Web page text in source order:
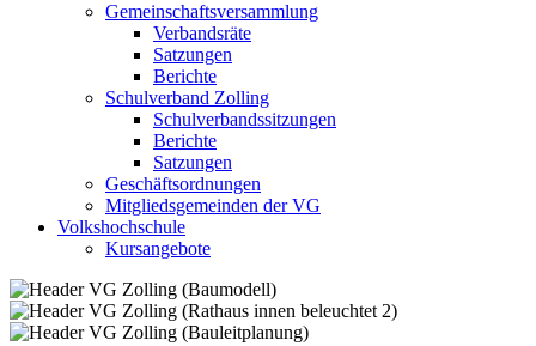
Gemeinschaftsversammlung
Verbandsräte
Satzungen
Berichte
Schulverband Zolling
Schulverbandssitzungen
Berichte
Satzungen
Geschäftsordnungen
Mitgliedsgemeinden der VG
Volkshochschule
Kursangebote